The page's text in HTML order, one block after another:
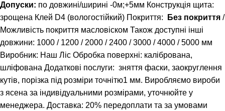
Допуски: по довжині/ширині -0м;+5мм Конструкція щита:
зрощена Клей D4 (вологостійкий) Покриття:
Без покриття /
Можливість покриття масловіском Також доступні інші
довжини: 1000 / 1200 / 2000 / 2400 /3000 /4000 /5000 мм
Виробник: Наш Ліс Обробка поверхні: калібрована,
шліфована Додаткові послуги: зняття фаски, заокруглення
кутів, порізка під розміри точнітю1 мм. Виробляємо вироби
з ясена за індивідуальними розмірами, уточнюйте у
менеджера. Доставка: 20% передоплати та за умовами